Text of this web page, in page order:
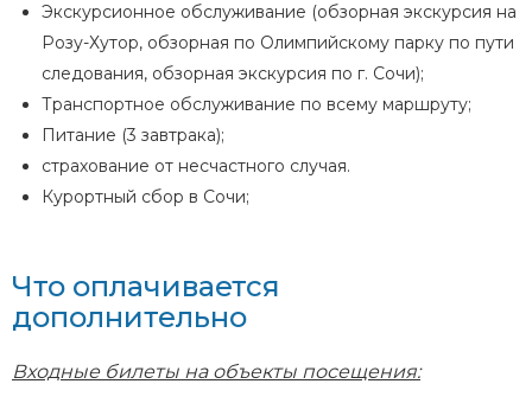
Экскурсионное обслуживание (обзорная экскурсия на
Розу-Хутор, обзорная по Олимпийскому парку по пути
следования, обзорная экскурсия по г. Сочи);
Транспортное обслуживание по всему маршруту;
Питание (3 завтрака);
страхование от несчастного случая.
Курортный сбор в Сочи;
Что оплачивается
дополнительно
Входные билеты на объекты посещения: